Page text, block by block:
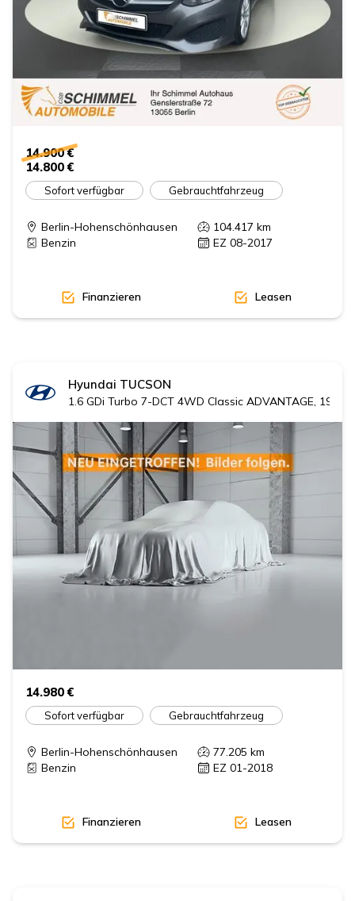
14.900 €
14.800 €
Sofort verfügbar Gebrauchtfahrzeug
Berlin-Hohenschönhausen 104.417 km
Benzin
EZ 08-2017
Finanzieren Leasen
Hyundai TUCSON
1.6 GDi Turbo 7-DCT 4WD Classic ADVANTAGE, 19'
14.980 €
Sofort verfügbar Gebrauchtfahrzeug
Berlin-Hohenschönhausen 77.205 km
Benzin
EZ 01-2018
Finanzieren Leasen